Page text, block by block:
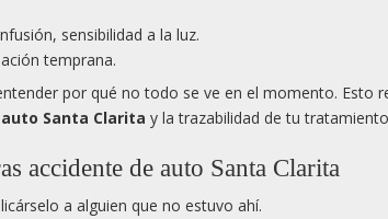
sensibilidad a la luz.
temprana.
por qué no todo se ve en el momento. Esto
Santa Clarita y la trazabilidad de tu
accidente de auto Santa Clarita
a alguien que no estuvo ahí.